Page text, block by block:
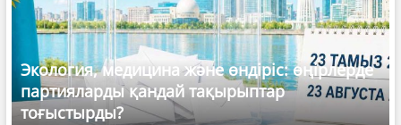
Экология, медицина және өндіріс: өңірлерде
партияларды қандай тақырыптар
тоғыстырды?